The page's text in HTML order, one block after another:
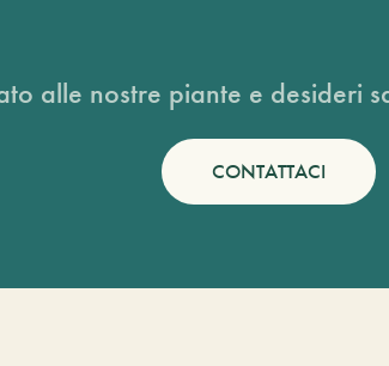
alle nostre piante e desideri
CONTATTACI